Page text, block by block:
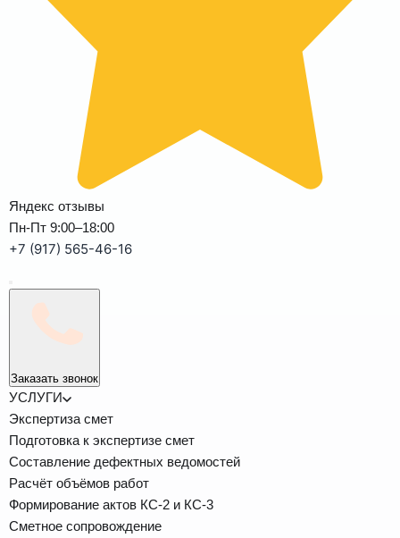
Яндекс отзывы
Пн-Пт 9:00–18:00
+7 (917) 565-46-16
Заказать звонок
УСЛУГИ
Экспертиза смет
Подготовка к экспертизе смет
Составление дефектных ведомостей
Расчёт объёмов работ
Формирование актов КС-2 и КС-3
Сметное сопровождение